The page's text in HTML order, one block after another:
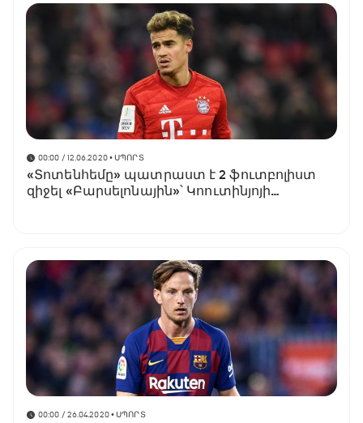
00:00 / 12.06.2020• ՍՊՈՐՏ
«Տոտենհեմը» պատրաստ է 2 ֆուտբոլիստ
զիջել «Բարսելոնային»՝ Կոուտինյոյի
00:00 / 26.04.2020• ՍՊՈՐՏ